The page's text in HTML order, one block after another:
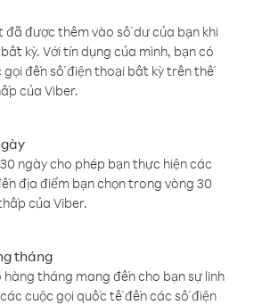
đã được thêm vào số dư của bạn khi
kỳ. Với tín dụng của mình, bạn có
đến số điện thoại bất kỳ trên thế
của Viber.
ngày cho phép bạn thực hiện các
địa điểm bạn chọn trong vòng 30
của Viber.
tháng
tháng mang đến cho bạn sự linh
cuộc gọi quốc tế đến các số điện